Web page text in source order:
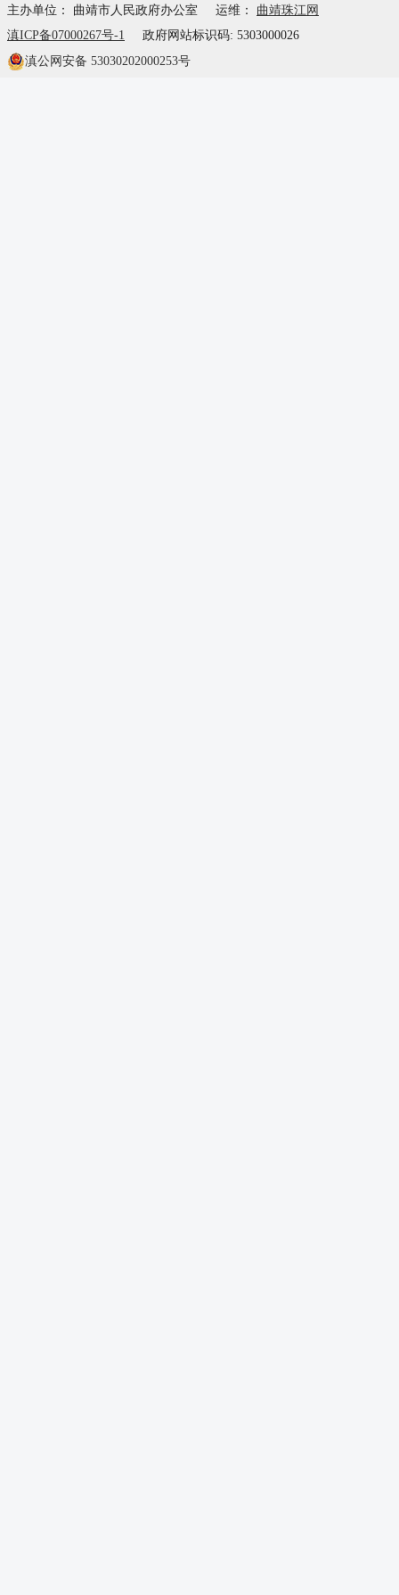
主办单位： 曲靖市人民政府办公室
运维： 曲靖珠江网
滇ICP备07000267号-1
政府网站标识码: 5303000026
滇公网安备 53030202000253号